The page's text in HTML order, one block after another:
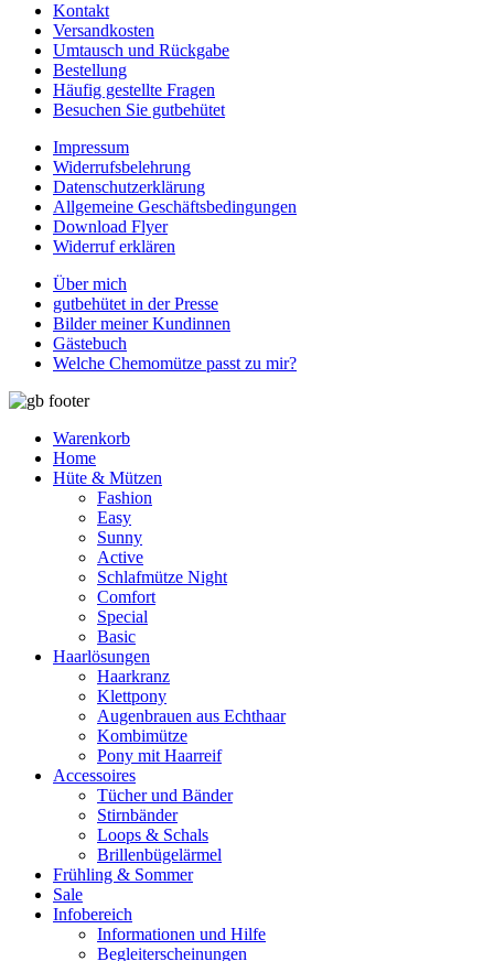
Kontakt
Versandkosten
Umtausch und Rückgabe
Bestellung
Häufig gestellte Fragen
Besuchen Sie gutbehütet
Impressum
Widerrufsbelehrung
Datenschutzerklärung
Allgemeine Geschäftsbedingungen
Download Flyer
Widerruf erklären
Über mich
gutbehütet in der Presse
Bilder meiner Kundinnen
Gästebuch
Welche Chemomütze passt zu mir?
Warenkorb
Home
Hüte & Mützen
Fashion
Easy
Sunny
Active
Schlafmütze Night
Comfort
Special
Basic
Haarlösungen
Haarkranz
Klettpony
Augenbrauen aus Echthaar
Kombimütze
Pony mit Haarreif
Accessoires
Tücher und Bänder
Stirnbänder
Loops & Schals
Brillenbügelärmel
Frühling & Sommer
Sale
Infobereich
Informationen und Hilfe
Begleiterscheinungen